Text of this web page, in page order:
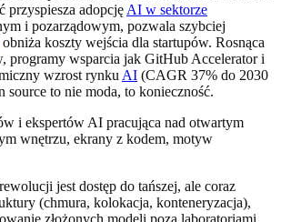
przyspiesza adopcję AI w sektorze
i pozarządowym, pozwala szybciej
koszty wejścia dla startupów. Rosnąca
programy wsparcia jak GitHub Accelerator i
wzrost rynku AI (CAGR 37% do 2030
source to nie moda, to konieczność.
jest dostęp do tańszej, ale coraz
(chmura, kolokacja, konteneryzacja),